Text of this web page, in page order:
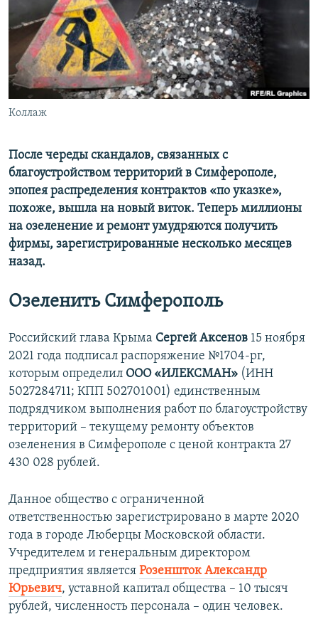
ПОБЕДИТЕЛЕЙ НЕ СУДЯТ?
КРЫМ.НЕПОКОРЕННЫЙ
ELIFBE
УКРАИНСКАЯ ПРОБЛЕМА КРЫМА
ПРИСОЕДИНЯЙТЕСЬ!
Все сайты RFE/RL
Коллаж
После череды скандалов, связанных с
благоустройством территорий в Симферополе,
эпопея распределения контрактов «по указке»,
похоже, вышла на новый виток. Теперь миллионы
на озеленение и ремонт умудряются получить
фирмы, зарегистрированные несколько месяцев
назад.
Озеленить Симферополь
Российский глава Крыма Сергей Аксенов 15 ноября
2021 года подписал распоряжение №1704-рг,
которым определил ООО «ИЛЕКСМАН» (ИНН
5027284711; КПП 502701001) единственным
подрядчиком выполнения работ по благоустройству
территорий – текущему ремонту объектов
озеленения в Симферополе с ценой контракта 27
430 028 рублей.
Данное общество с ограниченной
ответственностью зарегистрировано в марте 2020
года в городе Люберцы Московской области.
Учредителем и генеральным директором
предприятия является Розеншток Александр
Юрьевич, уставной капитал общества – 10 тысяч
рублей, численность персонала – один человек.